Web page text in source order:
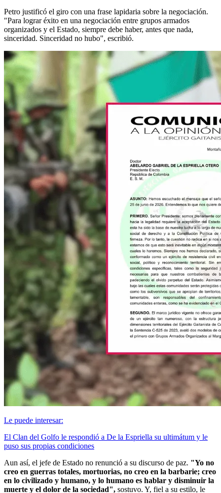
Petro justificó el giro con una frase lapidaria sobre la negociación.
"Para lograr éxito en una negociación entre grupos armados
organizados y el Estado, siempre debe haber, antes que nada,
sinceridad. Sinceridad no hubo", escribió.
Le puede interesar:
El Clan del Golfo le respondió a De la Espriella su ultimátum y le
puso sus propias condiciones
Aun así, el jefe de Estado no renunció a su discurso de paz. "Yo no
creo en guerras totales, mortuorias, no creo en la barbarie; creo
en lo civilizado y humano, y lo humano es hablar y disminuir la
muerte y el dolor de la sociedad", sostuvo. Y, fiel a su estilo, le